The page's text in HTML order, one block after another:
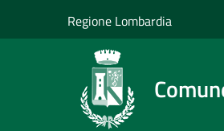
Regione Lombardia